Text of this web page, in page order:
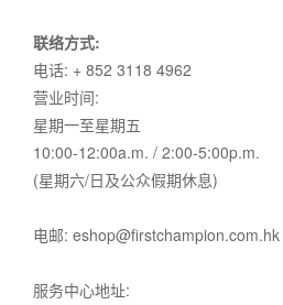
联络方式:
电话: + 852 3118 4962
营业时间:
星期一至星期五
10:00-12:00a.m. / 2:00-5:00p.m.
(星期六/日及公众假期休息)
电邮: eshop@firstchampion.com.hk
服务中心地址: